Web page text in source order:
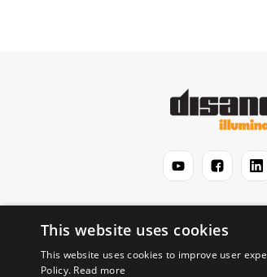
This website uses cookies
This website uses cookies to improve user
Policy. Read more